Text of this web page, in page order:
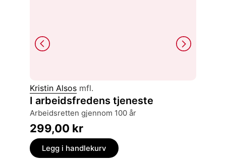
Kristin Alsos mfl.
I arbeidsfredens tjeneste
arbeidsretten gjennom 100 år
299,00 kr
Legg i handlekurv